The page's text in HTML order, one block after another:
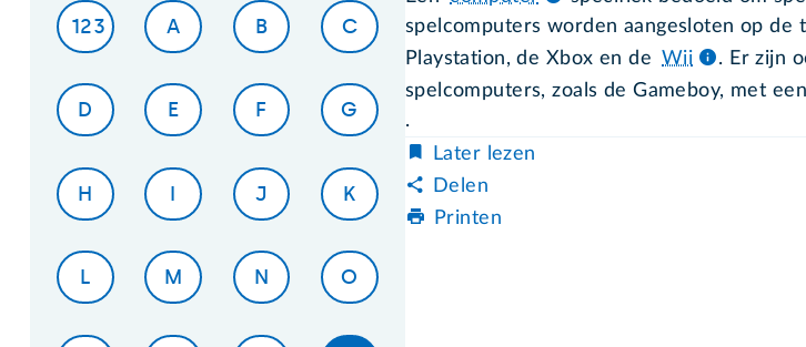
123
A B C
D E F G
H I J K
L M N O
spelcomputers worden aangesloten op de
Playstation, de Xbox en de Wii
. Er zijn
spelcomputers, zoals de Gameboy, met
.
Later lezen
Delen
Printen